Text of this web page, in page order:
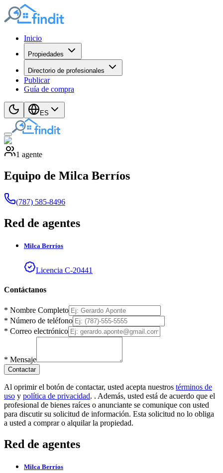
Inicio
Propiedades
Directorio de profesionales
Publicar
Guía de compra
ES
1 agente
Equipo de Milca Berríos
(787) 585-8496
Red de agentes
Milca Berríos
Licencia C-20441
Contáctanos
* Nombre Completo
* Número de teléfono
* Correo electrónico
* Mensaje
Contactar
Al oprimir el botón de contactar, usted acepta nuestros términos de
uso y política de privacidad. . Además, usted está de acuerdo que el
profesional de bienes raíces o anunciante se comunique con usted
para discutir su solicitud de información. Esta solicitud no lo obliga
a usted a comprar o alquilar la propiedad.
Red de agentes
Milca Berríos